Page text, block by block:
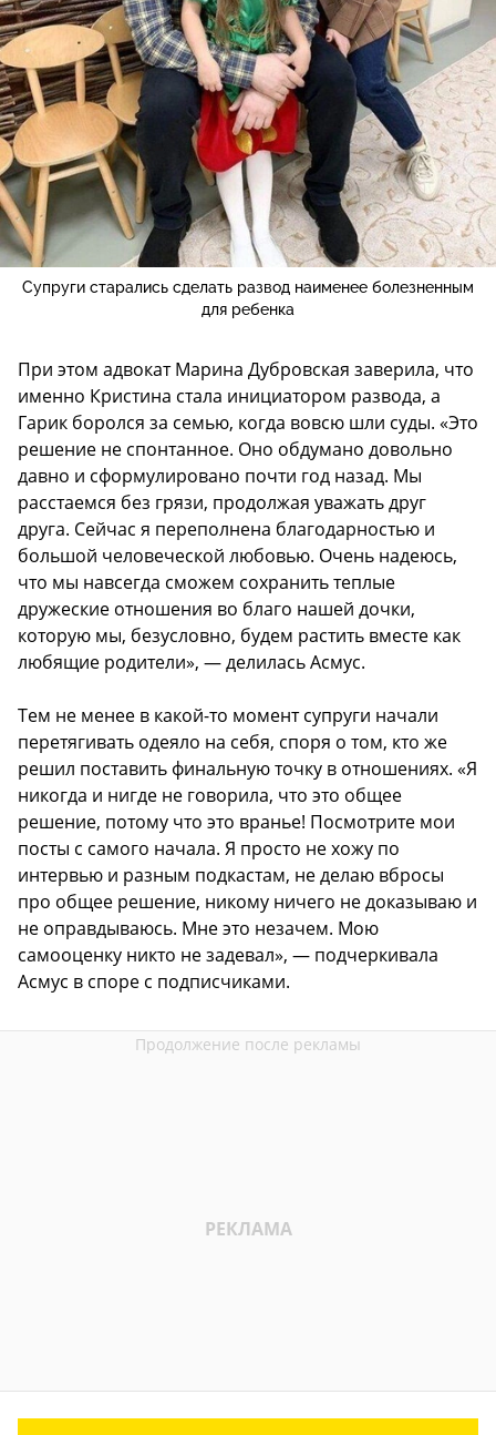
Супруги старались сделать развод наименее болезненным
для ребенка
При этом адвокат Марина Дубровская заверила, что
именно Кристина стала инициатором развода, а
Гарик боролся за семью, когда вовсю шли суды. «Это
решение не спонтанное. Оно обдумано довольно
давно и сформулировано почти год назад. Мы
расстаемся без грязи, продолжая уважать друг
друга. Сейчас я переполнена благодарностью и
большой человеческой любовью. Очень надеюсь,
что мы навсегда сможем сохранить теплые
дружеские отношения во благо нашей дочки,
которую мы, безусловно, будем растить вместе как
любящие родители», — делилась Асмус.
Тем не менее в какой-то момент супруги начали
перетягивать одеяло на себя, споря о том, кто же
решил поставить финальную точку в отношениях. «Я
никогда и нигде не говорила, что это общее
решение, потому что это вранье! Посмотрите мои
посты с самого начала. Я просто не хожу по
интервью и разным подкастам, не делаю вбросы
про общее решение, никому ничего не доказываю и
не оправдываюсь. Мне это незачем. Мою
самооценку никто не задевал», — подчеркивала
Асмус в споре с подписчиками.